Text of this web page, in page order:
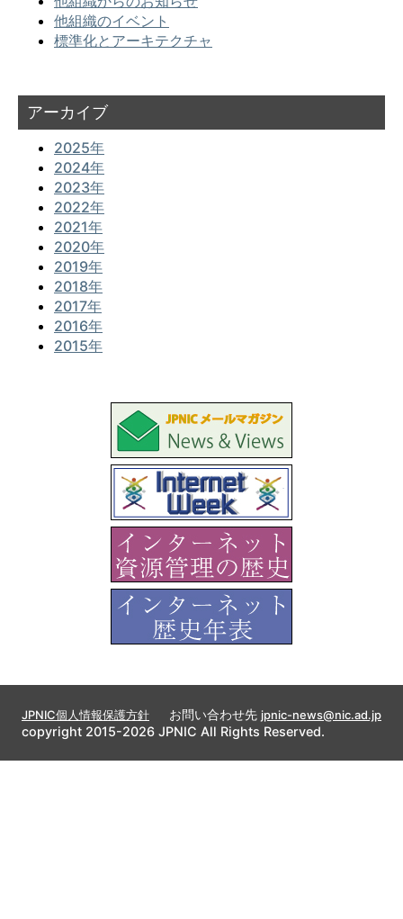
他組織のイベント
標準化とアーキテクチャ
アーカイブ
2025年
2024年
2023年
2022年
2021年
2020年
2019年
2018年
2017年
2016年
2015年
JPNIC個人情報保護方針 お問い合わせ先 jpnic-news@nic.ad.jp
copyright 2015-2026 JPNIC All Rights Reserved.